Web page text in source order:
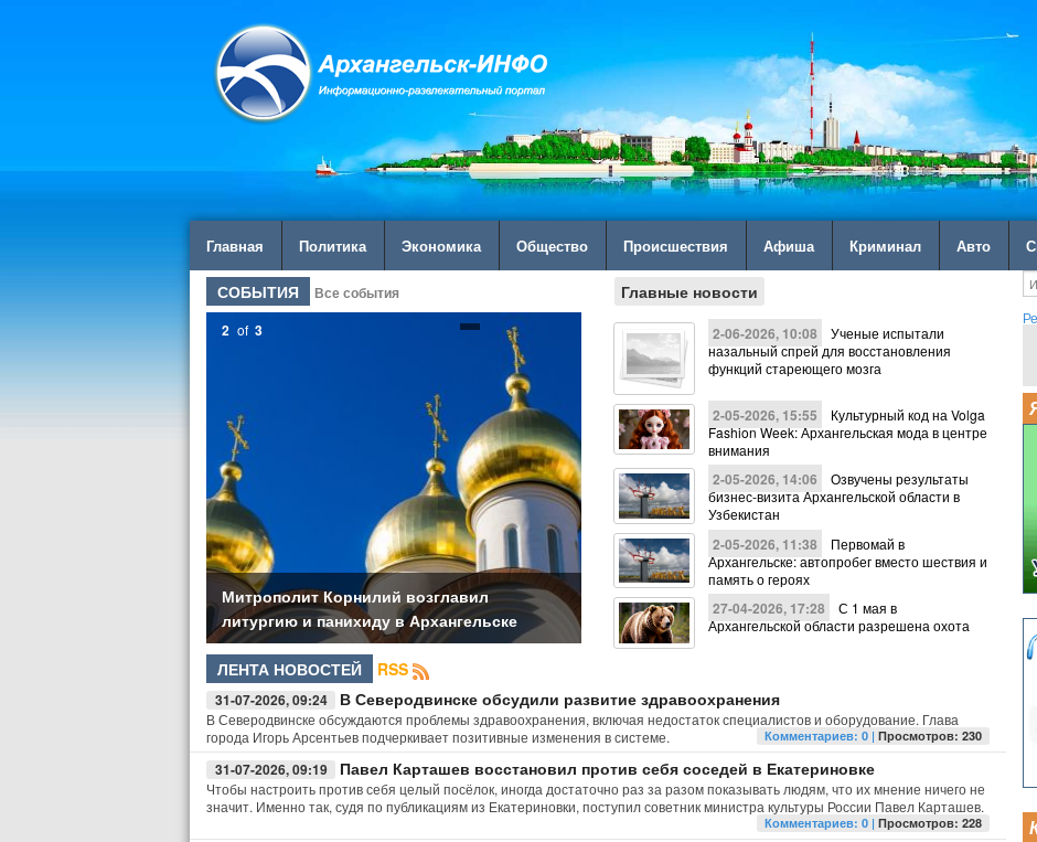
Главная Политика Экономика Общество Происшествия Афиша Криминал Авто
СОБЫТИЯ Все события
В Архангельской области проходят поиски
пропавших девушек
Митрополит Корнилий возглавил
литургию и панихиду в Архангельске
В Архангельске стартует новый этап
строительства освещения
2 of 3
Главные новости
2-06-2026, 10:08
Ученые испытали
назальный спрей для восстановления
функций стареющего мозга
2-05-2026, 15:55
Культурный код на Volga
Fashion Week: Архангельская мода в центре
внимания
2-05-2026, 14:06
Озвучены результаты
бизнес-визита Архангельской области в
Узбекистан
2-05-2026, 11:38
Первомай в
Архангельске: автопробег вместо шествия и
память о героях
27-04-2026, 17:28
С 1 мая в
Архангельской области разрешена охота
ЛЕНТА НОВОСТЕЙ RSS
31-07-2026, 09:24 В Северодвинске обсудили развитие здравоохранения
В Северодвинске обсуждаются проблемы здравоохранения, включая недостаток специалистов и оборудование. Глава
города Игорь Арсентьев подчеркивает позитивные изменения в системе.
Комментариев: 0 |Просмотров: 230
31-07-2026, 09:19 Павел Карташев восстановил против себя соседей в Екатериновке
Чтобы настроить против себя целый посёлок, иногда достаточно раз за разом показывать людям, что их мнение ничего не
значит. Именно так, судя по публикациям из Екатериновки, поступил советник министра культуры России Павел Карташев.
Комментариев: 0 |Просмотров: 228